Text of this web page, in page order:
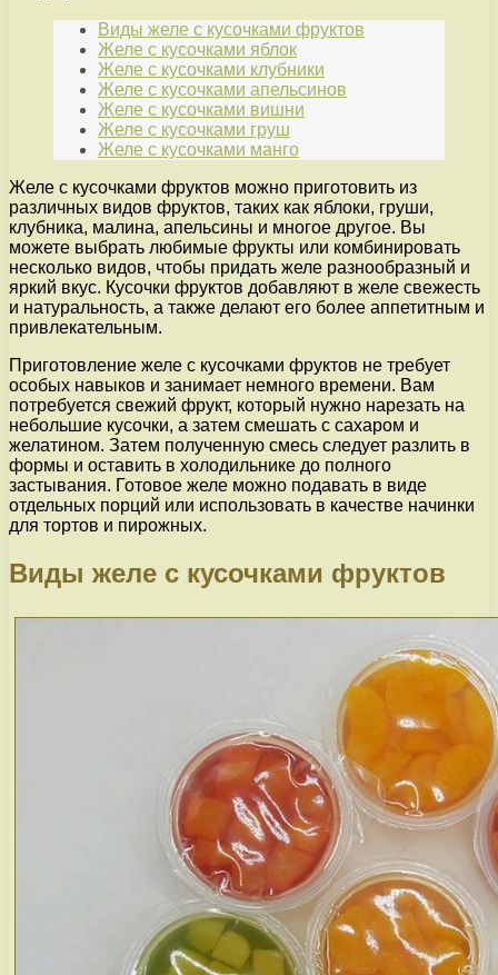
Виды желе с кусочками фруктов
Желе с кусочками яблок
Желе с кусочками клубники
Желе с кусочками апельсинов
Желе с кусочками вишни
Желе с кусочками груш
Желе с кусочками манго
Желе с кусочками фруктов можно приготовить из
различных видов фруктов, таких как яблоки, груши,
клубника, малина, апельсины и многое другое. Вы
можете выбрать любимые фрукты или комбинировать
несколько видов, чтобы придать желе разнообразный и
яркий вкус. Кусочки фруктов добавляют в желе свежесть
и натуральность, а также делают его более аппетитным и
привлекательным.
Приготовление желе с кусочками фруктов не требует
особых навыков и занимает немного времени. Вам
потребуется свежий фрукт, который нужно нарезать на
небольшие кусочки, а затем смешать с сахаром и
желатином. Затем полученную смесь следует разлить в
формы и оставить в холодильнике до полного
застывания. Готовое желе можно подавать в виде
отдельных порций или использовать в качестве начинки
для тортов и пирожных.
Виды желе с кусочками фруктов